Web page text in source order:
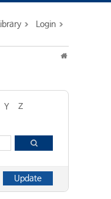
Library Login
Y
Z